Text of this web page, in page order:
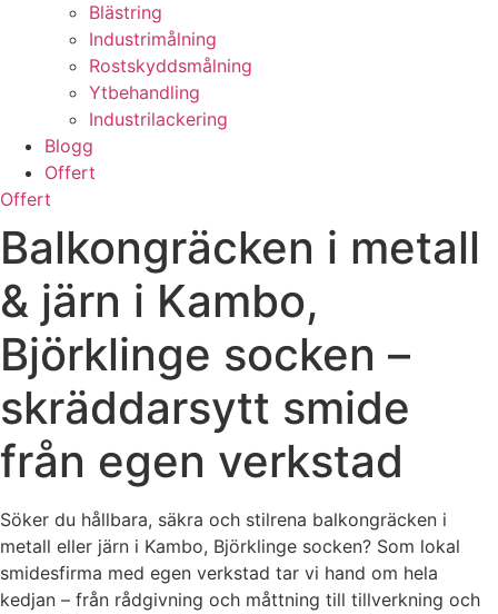
Blästring
Industrimålning
Rostskyddsmålning
Ytbehandling
Industrilackering
Blogg
Offert
Offert
Balkongräcken i metall
& järn i Kambo,
Björklinge socken –
skräddarsytt smide
från egen verkstad
Söker du hållbara, säkra och stilrena balkongräcken i
metall eller järn i Kambo, Björklinge socken? Som lokal
smidesfirma med egen verkstad tar vi hand om hela
kedjan – från rådgivning och måttning till tillverkning och